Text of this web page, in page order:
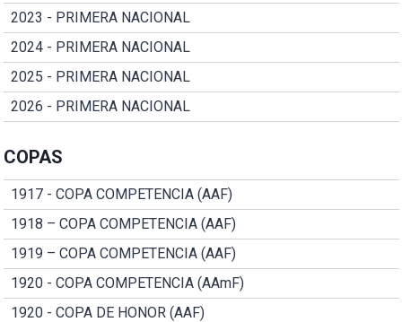
2023 - PRIMERA NACIONAL
2024 - PRIMERA NACIONAL
2025 - PRIMERA NACIONAL
2026 - PRIMERA NACIONAL
COPAS
1917 - COPA COMPETENCIA (AAF)
1918 – COPA COMPETENCIA (AAF)
1919 – COPA COMPETENCIA (AAF)
1920 - COPA COMPETENCIA (AAmF)
1920 - COPA DE HONOR (AAF)